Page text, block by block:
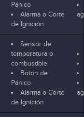
Pánico
Alarma o Corte
de Ignición
Sensor de
temperatura o
combustible
Botón de
Pánico
Alarma o Corte
de Ignición